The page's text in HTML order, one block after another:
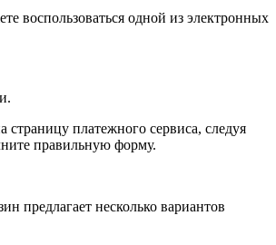
воспользоваться одной из электронных
страницу платежного сервиса, следуя
правильную форму.
предлагает несколько вариантов